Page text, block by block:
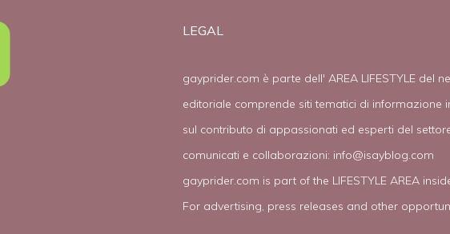
LEGAL
gayprider.com è parte dell' AREA LIFESTYLE del
editoriale comprende siti tematici di informazione
sul contributo di appassionati ed esperti del
comunicati e collaborazioni: info@isayblog.com
gayprider.com is part of the LIFESTYLE AREA
For advertising, press releases and other